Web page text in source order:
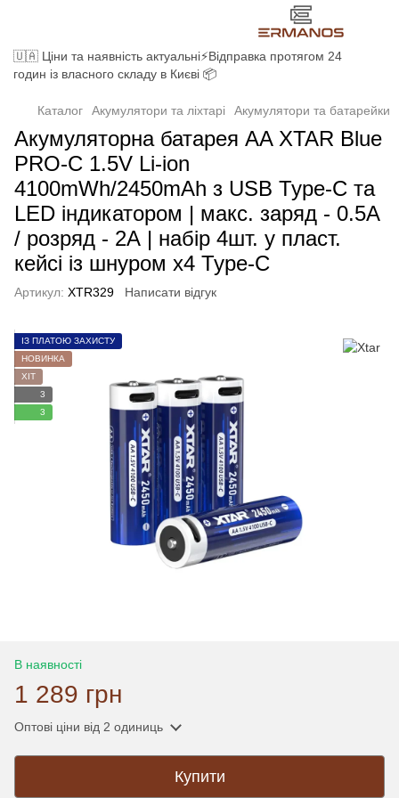
🇺🇦 Ціни та наявність актуальні⚡Відправка протягом 24
годин із власного складу в Києві 📦
Каталог Акумулятори та ліхтарі Акумулятори та батарейки
Акумуляторна батарея AA XTAR Blue
PRO-C 1.5V Li-ion
4100mWh/2450mAh з USB Type-C та
LED індикатором | мaкс. заряд - 0.5А
/ розряд - 2А | набір 4шт. у пласт.
кейсі із шнуром x4 Type-C
Артикул: XTR329 Написати відгук
ІЗ ПЛАТОЮ ЗАХИСТУ
НОВИНКА
ХІТ
3
3
В наявності
1 289 грн
Оптові ціни від 2 одиниць
Купити